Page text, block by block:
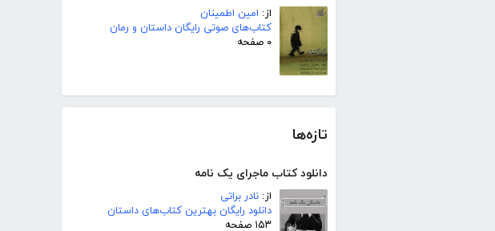
از: امین اطمینان
کتاب‌های صوتی رایگان داستان و رمان
۰ صفحه
تازه‌ها
دانلود کتاب ماجرای یک نامه
از: نادر براتی
دانلود رایگان بهترین کتاب‌های داستان
۱۵۳ صفحه